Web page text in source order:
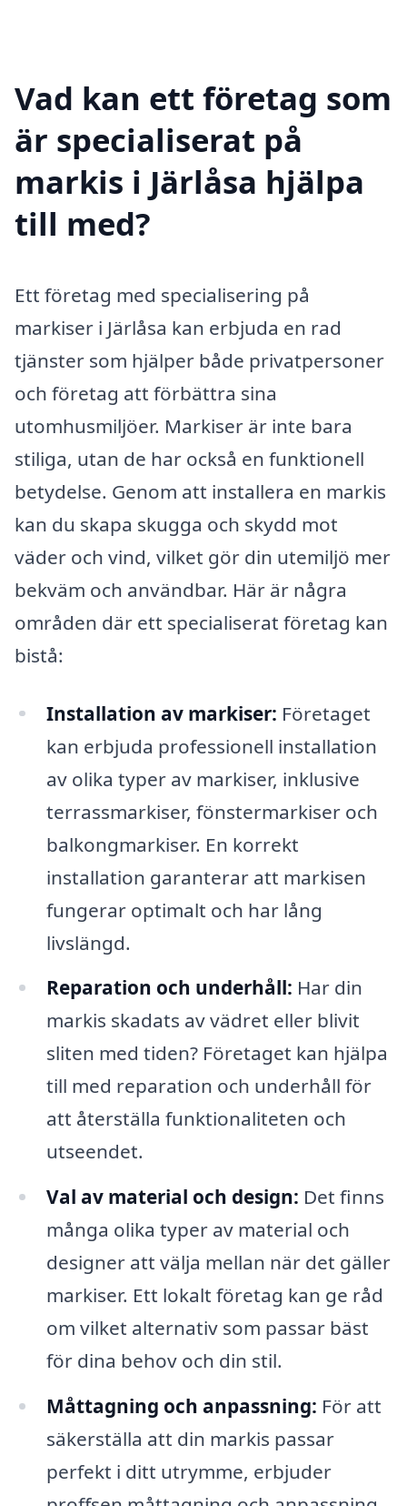
Vad kan ett företag som
är specialiserat på
markis i Järlåsa hjälpa
till med?
Ett företag med specialisering på
markiser i Järlåsa kan erbjuda en rad
tjänster som hjälper både privatpersoner
och företag att förbättra sina
utomhusmiljöer. Markiser är inte bara
stiliga, utan de har också en funktionell
betydelse. Genom att installera en markis
kan du skapa skugga och skydd mot
väder och vind, vilket gör din utemiljö mer
bekväm och användbar. Här är några
områden där ett specialiserat företag kan
bistå:
Installation av markiser: Företaget
kan erbjuda professionell installation
av olika typer av markiser, inklusive
terrassmarkiser, fönstermarkiser och
balkongmarkiser. En korrekt
installation garanterar att markisen
fungerar optimalt och har lång
livslängd.
Reparation och underhåll: Har din
markis skadats av vädret eller blivit
sliten med tiden? Företaget kan hjälpa
till med reparation och underhåll för
att återställa funktionaliteten och
utseendet.
Val av material och design: Det finns
många olika typer av material och
designer att välja mellan när det gäller
markiser. Ett lokalt företag kan ge råd
om vilket alternativ som passar bäst
för dina behov och din stil.
Måttagning och anpassning: För att
säkerställa att din markis passar
perfekt i ditt utrymme, erbjuder